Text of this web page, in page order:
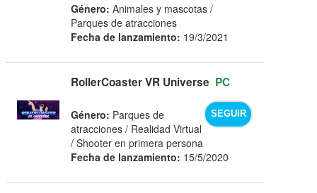
Género: Animales y mascotas /
Parques de atracciones
Fecha de lanzamiento: 19/3/2021
RollerCoaster VR Universe PC
SEGUIR
Género: Parques de
atracciones / Realidad Virtual
/ Shooter en primera persona
Fecha de lanzamiento: 15/5/2020